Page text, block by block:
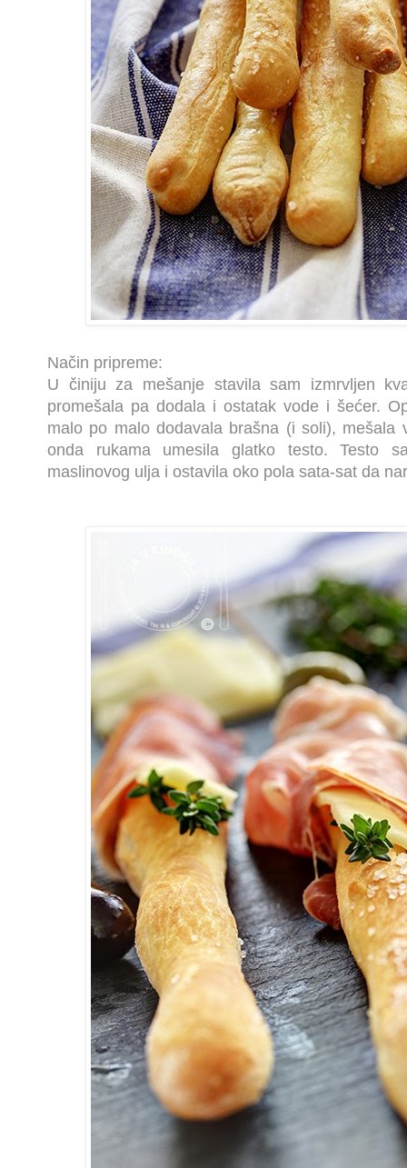
Način pripreme:
U činiju za mešanje stavila sam izmrvljen
promešala pa dodala i ostatak vode i šećer.
malo po malo dodavala brašna (i soli), mešala
onda rukama umesila glatko testo. Testo
maslinovog ulja i ostavila oko pola sata-sat da